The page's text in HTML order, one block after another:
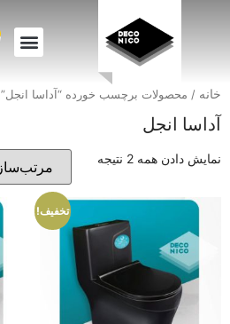
خانه / محصولات برچسب خورده “آداسا انجل”
آداسا انجل
نمایش دادن همه 2 نتیجه
تخفیف!